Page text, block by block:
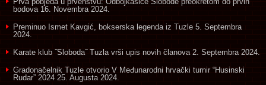
bodova 16. Novembra 2024.
Preminuo Ismet Kavgić, bokserska legenda iz Tuzle 5. Septembra
2024.
Karate klub ˝Sloboda˝ Tuzla vrši upis novih članova 2. Septembra 2024.
Gradonačelnik Tuzle otvorio V Međunarodni hrvački turnir “Husinski
Rudar” 2024 25. Augusta 2024.